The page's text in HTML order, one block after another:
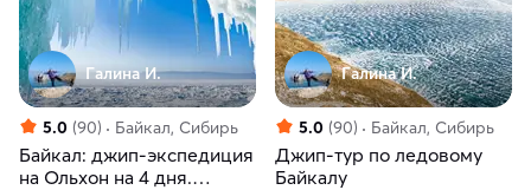
Галина И.
5.0 (90) Байкал, Сибирь
Байкал: джип-экспедиция
на Ольхон на 4 дня.
Галина И.
5.0 (90) Байкал, Сибирь
Джип-тур по ледовому
Байкалу